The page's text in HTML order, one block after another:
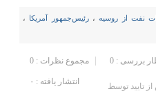
نفت از روسیه،رئیس‌جمهور آمریکا ،
مجموع نظرات : 0 بررسی : 0
انتشار یافته : ۰
تایید توسط